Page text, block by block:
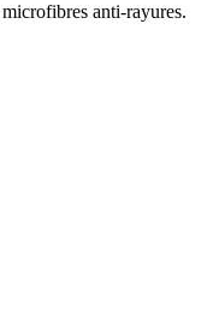
anti-rayures.